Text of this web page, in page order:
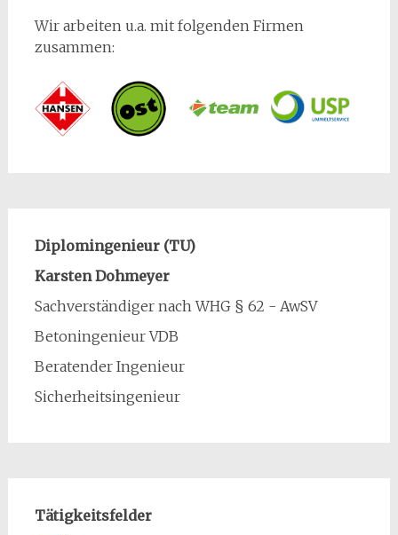
Wir arbeiten u.a. mit folgenden Firmen
zusammen:
Diplomingenieur (TU)
Karsten Dohmeyer
Sachverständiger nach WHG § 62 - AwSV
Betoningenieur VDB
Beratender Ingenieur
Sicherheitsingenieur
Tätigkeitsfelder